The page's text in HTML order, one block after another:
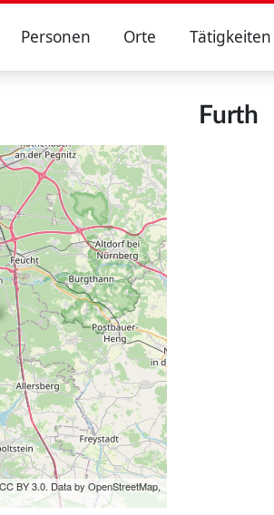
Personen Orte Tätigkeiten
Furth
BY 3.0. Data by OpenStreetMap,